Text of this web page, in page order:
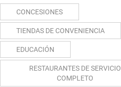
CONCESIONES
TIENDAS DE CONVENIENCIA
EDUCACIÓN
RESTAURANTES DE SERVICIO
COMPLETO